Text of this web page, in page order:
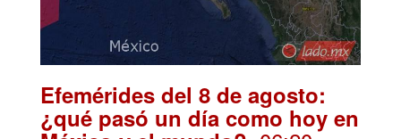
Efemérides del 8 de agosto:
¿qué pasó un día como hoy en